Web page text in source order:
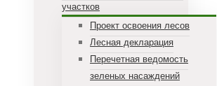
участков
Проект освоения лесов
Лесная декларация
Перечетная ведомость
зеленых насаждений